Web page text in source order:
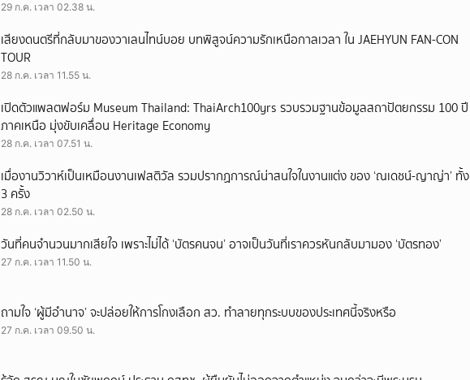
29 ก.ค. เวลา 02.38 น.
เสียงดนตรีที่กลับมาของวาเลนไทน์บอย บทพิสูจน์ความรักเหนือกาลเวลา ใน JAEHYUN FAN-CON
TOUR
28 ก.ค. เวลา 11.55 น.
เปิดตัวแพลตฟอร์ม Museum Thailand: ThaiArch100yrs รวบรวมฐานข้อมูลสถาปัตยกรรม 100 ปี
ภาคเหนือ มุ่งขับเคลื่อน Heritage Economy
28 ก.ค. เวลา 07.51 น.
เมื่องานวิวาห์เป็นเหมือนงานเฟสติวัล รวมปรากฏการณ์น่าสนใจในงานแต่ง ของ ‘ณเดชน์-ญาญ่า’ ทั้ง
3 ครั้ง
28 ก.ค. เวลา 02.50 น.
วันที่คนจำนวนมากเสียใจ เพราะไม่ได้ ‘บัตรคนจน’ อาจเป็นวันที่เราควรหันกลับมามอง ‘บัตรทอง’
27 ก.ค. เวลา 11.50 น.
ถามใจ ‘ผู้มีอำนาจ’ จะปล่อยให้การโกงเลือก สว. ทำลายทุกระบบของประเทศนี้จริงหรือ
27 ก.ค. เวลา 09.50 น.